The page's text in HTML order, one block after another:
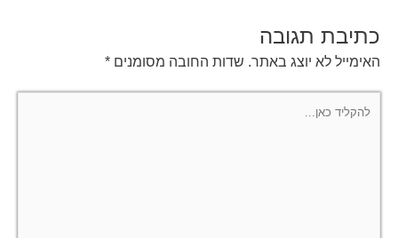
כתיבת תגובה
האימייל לא יוצג באתר. שדות החובה מסומנים *
כאן...